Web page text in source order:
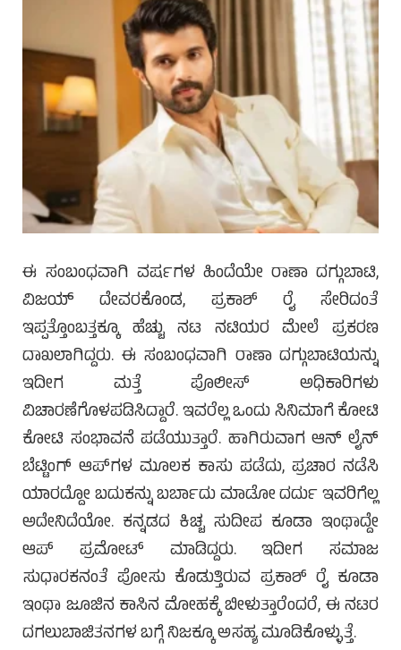
ಈ ಸಂಬಂಧವಾಗಿ ವರ್ಷಗಳ ಹಿಂದೆಯೇ ರಾಣಾ ದಗ್ಗುಬಾಟಿ,
ವಿಜಯ್ ದೇವರಕೊಂಡ, ಪ್ರಕಾಶ್ ರೈ ಸೇರಿದಂತೆ
ಇಪ್ಪತ್ತೊಂಬತ್ತಕ್ಕೂ ಹೆಚ್ಚು ನಟ ನಟಿಯರ ಮೇಲೆ ಪ್ರಕರಣ
ದಾಖಲಾಗಿದ್ದರು. ಈ ಸಂಬಂಧವಾಗಿ ರಾಣಾ ದಗ್ಗುಬಾಟಿಯನ್ನು
ಇದೀಗ ಮತ್ತೆ ಪೊಲೀಸ್ ಅಧಿಕಾರಿಗಳು
ವಿಚಾರಣೆಗೊಳಪಡಿಸಿದ್ದಾರೆ. ಇವರೆಲ್ಲ ಒಂದು ಸಿನಿಮಾಗೆ ಕೋಟಿ
ಕೋಟಿ ಸಂಭಾವನೆ ಪಡೆಯುತ್ತಾರೆ. ಹಾಗಿರುವಾಗ ಆನ್ ಲೈನ್
ಬೆಟ್ಟಿಂಗ್ ಆಪ್‌ಗಳ ಮೂಲಕ ಕಾಸು ಪಡೆದು, ಪ್ರಚಾರ ನಡೆಸಿ
ಯಾರದ್ದೋ ಬದುಕನ್ನು ಬರ್ಬಾದು ಮಾಡೋ ದರ್ದು ಇವರಿಗೆಲ್ಲ
ಅದೇನಿದೆಯೋ. ಕನ್ನಡದ ಕಿಚ್ಚ ಸುದೀಪ ಕೂಡಾ ಇಂಥಾದ್ದೇ
ಆಪ್ ಪ್ರಮೋಟ್ ಮಾಡಿದ್ದರು. ಇದೀಗ ಸಮಾಜ
ಸುಧಾರಕನಂತೆ ಪೋಸು ಕೊಡುತ್ತಿರುವ ಪ್ರಕಾಶ್ ರೈ ಕೂಡಾ
ಇಂಥಾ ಜೂಜಿನ ಕಾಸಿನ ಮೋಹಕ್ಕೆ ಬೀಳುತ್ತಾರೆಂದರೆ, ಈ ನಟರ
ದಗಲುಬಾಜಿತನಗಳ ಬಗ್ಗೆ ನಿಜಕ್ಕೂ ಅಸಹ್ಯ ಮೂಡಿಕೊಳ್ಳುತ್ತೆ.